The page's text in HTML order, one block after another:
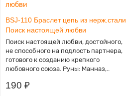
BSJ-110 Браслет цепь из нерж.стали
Поиск настоящей любви
Поиск настоящей любви, достойного,
не способного на подлость партнера,
готового к созданию крепкого
любовного союза. Руны: Манназ,..
190 ₽